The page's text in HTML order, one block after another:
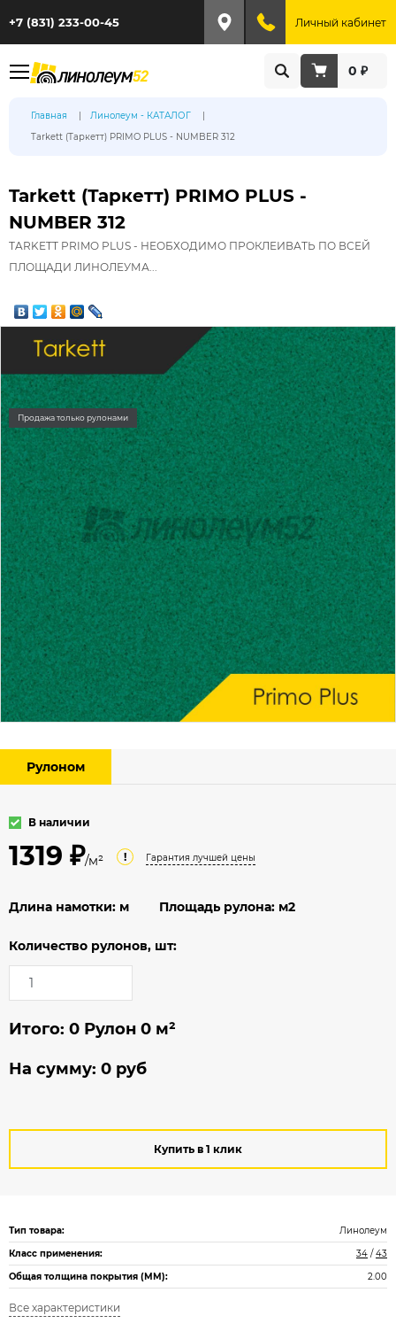
+7 (831) 233-00-45 Личный кабинет
0 ₽
Главная
Линолеум - КАТАЛОГ
Tarkett (Таркетт) PRIMO PLUS - NUMBER 312
Tarkett (Таркетт) PRIMO PLUS -
NUMBER 312
TARKETT PRIMO PLUS - НЕОБХОДИМО ПРОКЛЕИВАТЬ ПО ВСЕЙ
ПЛОЩАДИ ЛИНОЛЕУМА...
Продажа только рулонами
Рулоном
В наличии
1319 ₽/м² ! Гарантия лучшей цены
Длина намотки: м Площадь рулона: м2
Количество рулонов, шт:
Итого: 0 Рулон 0 м²
На сумму: 0 руб
Купить в 1 клик
Тип товара:
Линолеум
Класс применения:
34 /43
Общая толщина покрытия (ММ):
2.00
Все характеристики